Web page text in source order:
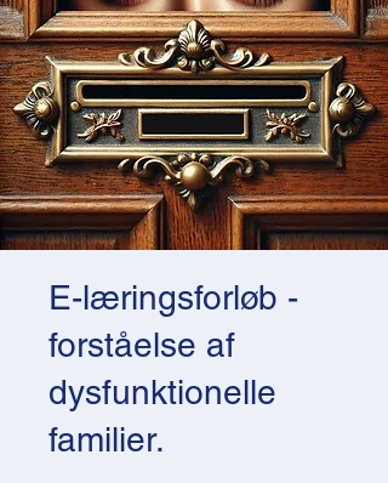
E-læringsforløb -
forståelse af
dysfunktionelle
familier.